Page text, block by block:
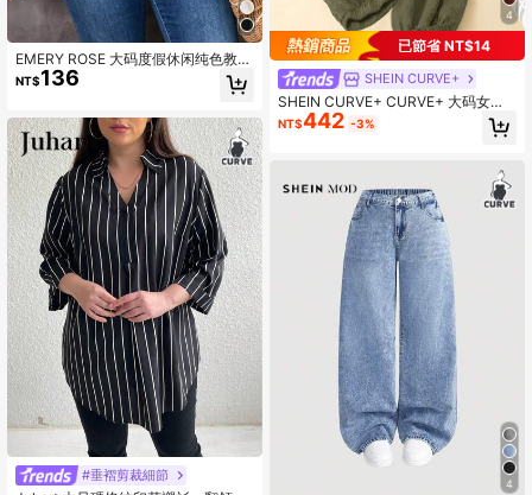
EMERY ROSE 大码度假休闲纯色教师
服装秋季女装夹克
NT$136
#垂褶剪裁細節
4
已節省 NT$14
SHEIN CURVE+
SHEIN CURVE+ CURVE+ 大码女式
纯色简约休闲抽绳裤
NT$442 -3%
4